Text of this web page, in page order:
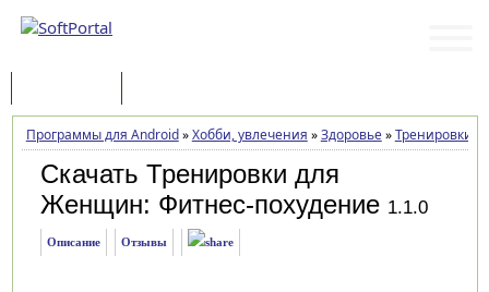
Программы для Android»Хобби, увлечения »Здоровье»Тренировки
Скачать Тренировки для
Женщин: Фитнес-похудение 1.1.0
Описание Отзывы